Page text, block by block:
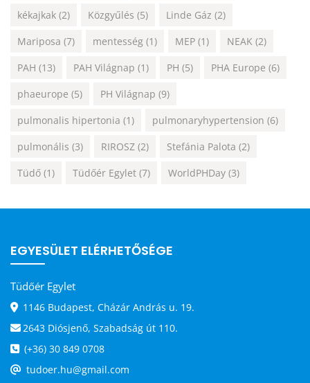
kékajkak (2) Közgyűlés (5) Linde Gáz (2)
Mariposa (7) mentesség (1) MEP (1) NEAK (2)
PAH (13) PAH Világnap (1) PH (5) PHA Europe (6)
phaeurope (5) PH Világnap (9)
pulmonalis hipertonia (1) pulmonaryhypertension (6)
pulmonális (3) RIROSZ (2) Stefánia Palota (2)
Tüdő (1) Tüdőér Egylet (7) WorldPHDay (3)
EGYESÜLET ELÉRHETŐSÉGE
Tüdőér Egylet
1146 Budapest, Cházár András u. 19.
2643 Diósjenő, Szabadság út 110.
(+36) 30 849 0708
tudoer.hu@gmail.com